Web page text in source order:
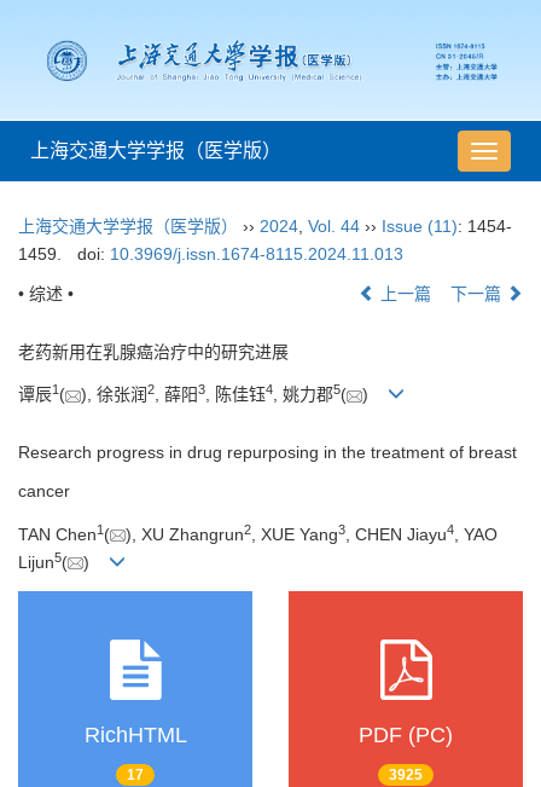
导
航
换
上海交通大学学报（医学版）
上海交通大学学报（医学版） ›› 2024 Vol. 44 ›› Issue (11): 1454-
1459.
doi: 10.3969/j.issn.1674-8115.2024.11.013
• 综述 • 上一篇 下一篇
老药新用在乳腺癌治疗中的研究进展
谭辰1 ( ), 徐张润2, 薛阳3, 陈佳钰4, 姚力郡5( )
Research progress in drug repurposing in the treatment of breast
cancer
TAN Chen1 ( ), XU Zhangrun2 , XUE Yang3 , CHEN Jiayu4
, YAO
Lijun5( )
RichHTML
17
PDF (PC)
3925